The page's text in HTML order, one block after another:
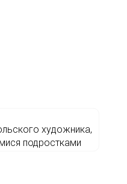
художника,
подростками